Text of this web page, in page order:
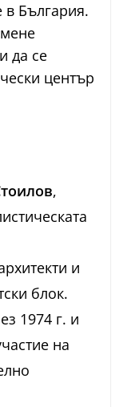
в България.
да се
център
,
и
блок.
1974 г. и
на